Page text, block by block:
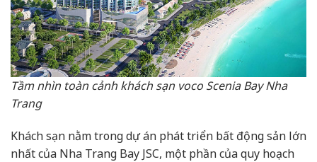
Tầm nhìn toàn cảnh khách sạn voco Scenia Bay Nha
Trang
Khách sạn nằm trong dự án phát triển bất động sản lớn
nhất của Nha Trang Bay JSC, một phần của quy hoạch